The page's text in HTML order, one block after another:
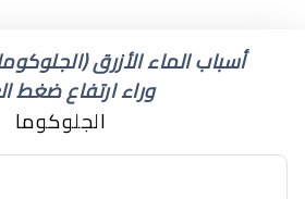
أسباب الماء الأزرق
وراء ارتفاع ضغط
الجلوكوما